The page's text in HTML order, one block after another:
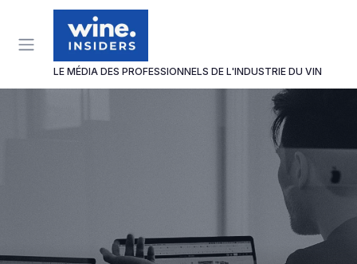
LE MÉDIA DES PROFESSIONNELS DE L'INDUSTRIE DU VIN
Panneau de gestion des cookies